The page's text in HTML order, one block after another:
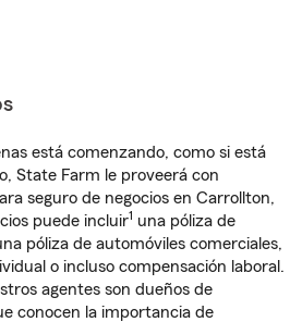
está comenzando, como si está
State Farm le proveerá con
seguro de negocios en Carrollton,
puede incluir1 una póliza de
póliza de automóviles comerciales,
o incluso compensación laboral.
agentes son dueños de
conocen la importancia de